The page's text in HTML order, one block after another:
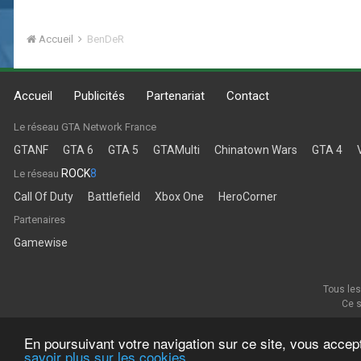
En poursuivant votre navigation sur ce site, vous
savoir plus sur les cookies
Accueil BenDeR
Accueil Publicités Partenariat Contact
Le réseau GTA Network France
GTANF GTA 6 GTA 5 GTAMulti Chinatown Wars GTA 4
Le réseau ROCK8
Call Of Duty
Battlefield Xbox One HeroCorner
Partenaires
Gamewise
Tous
Ce